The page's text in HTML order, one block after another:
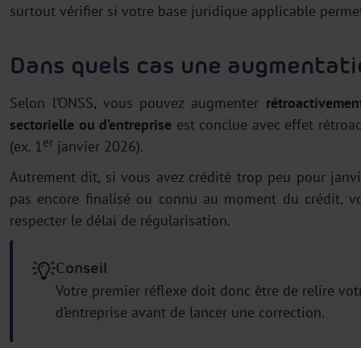
surtout vérifier si votre base juridique applicable
Dans quels cas une
Selon l’ONSS, vous pouvez augmenter
sectorielle ou d’entreprise est conclue avec effet
(ex. 1er janvier 2026).
Autrement dit, si vous avez crédité trop peu pour
pas encore finalisé ou connu au moment du crédit,
respecter le délai de régularisation.
Conseil
Votre premier réflexe doit donc être de relire
d’entreprise avant de lancer une correction.